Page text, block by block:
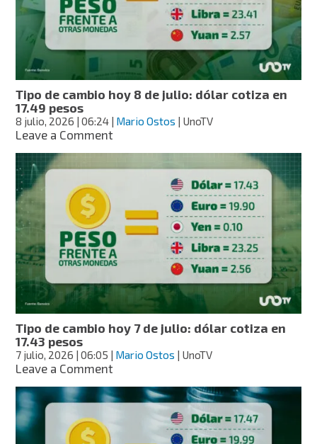
dólar
cotiza
17.59
pesos
Tipo de cambio hoy 8 de julio: dólar cotiza en
17.49 pesos
8 julio, 2026 | 06:24 | Mario Ostos | UnoTV
Leave a Commenton
de
julio:
dólar
cotiza
17.49
pesos
Tipo de cambio hoy 7 de julio: dólar cotiza en
17.43 pesos
7 julio, 2026 | 06:05 | Mario Ostos | UnoTV
Leave a Commenton
de
cambio